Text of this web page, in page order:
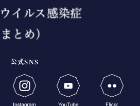
公式SNS